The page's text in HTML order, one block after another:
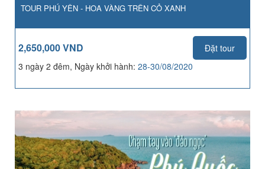
TOUR PHÚ YÊN - HOA VÀNG TRÊN CỎ XANH
2,650,000 VND
Đặt tour
3 ngày 2 đêm, Ngày khởi hành: 28-30/08/2020